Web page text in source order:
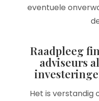
eventuele
Raadpleeg
adviseurs
Het is verstandig